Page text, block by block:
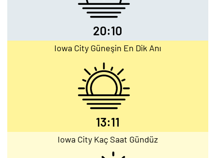
20:10
Iowa City Güneşin En Dik Anı
13:11
Iowa City Kaç Saat Gündüz